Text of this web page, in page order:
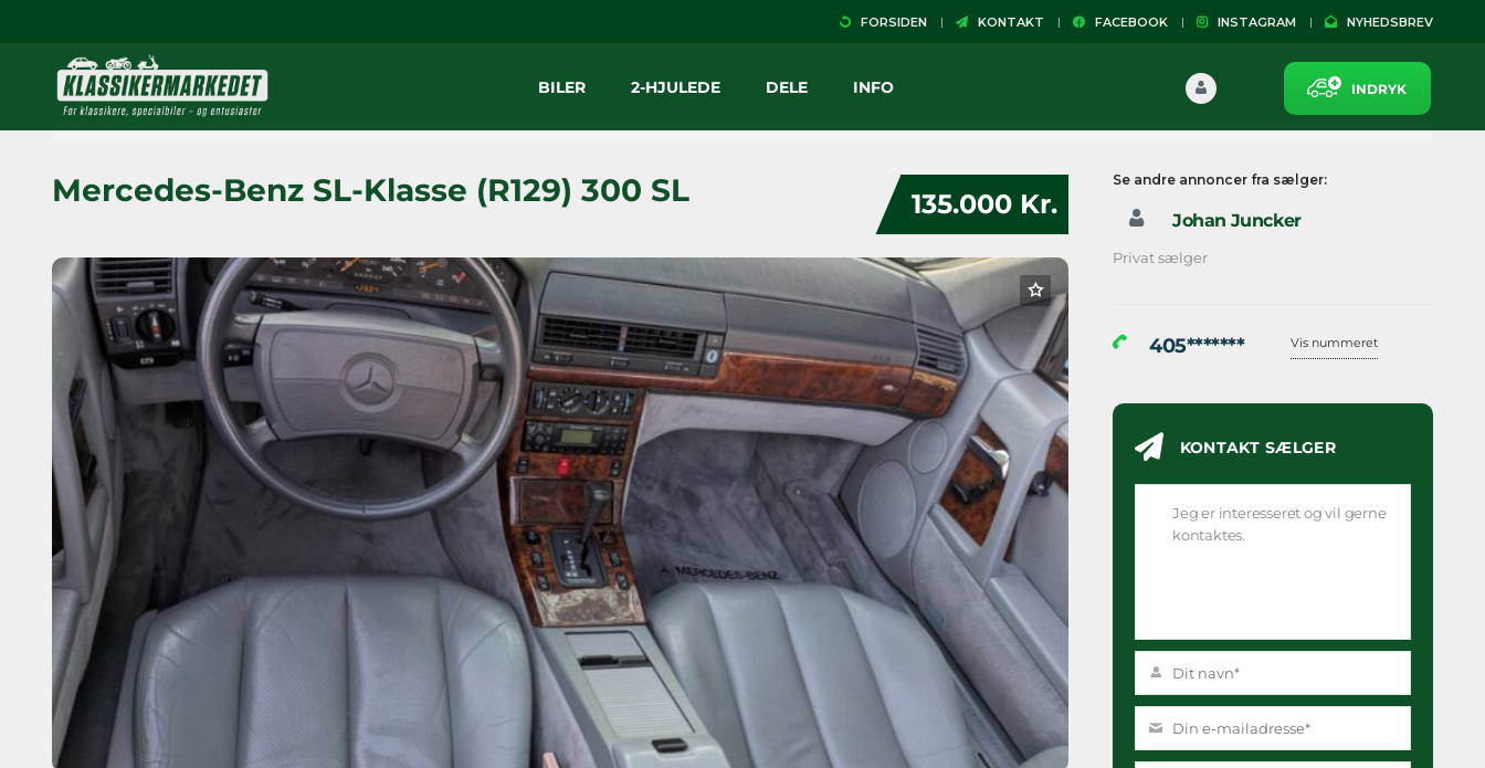
FORSIDEN KONTAKT FACEBOOK INSTAGRAM NYHEDSBREV
INDRYK
BILER 2-HJULEDE DELE INFO
135.000 Kr.
Mercedes-Benz SL-Klasse (R129) 300 SL Se andre annoncer fra sælger:
Johan Juncker
Privat sælger
405******* Vis nummeret
KONTAKT SÆLGER